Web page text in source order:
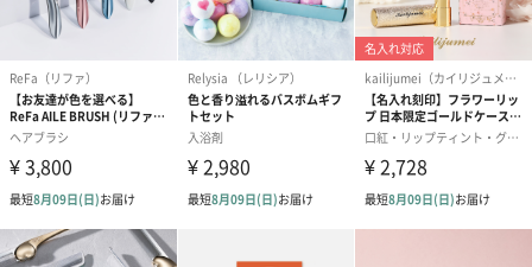
ゼリーバウム カット
（レモン＆紅茶）（432
円）
麦わらパンダバウム
（バナナ味）（540円）
3層デザート
ェ〜国産フル
り〜 3号（864
スキンケアグッズ